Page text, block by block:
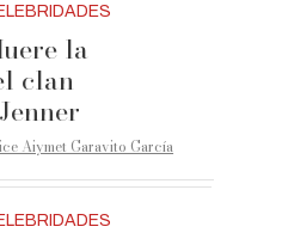
la
clan
Aiymet Garavito García